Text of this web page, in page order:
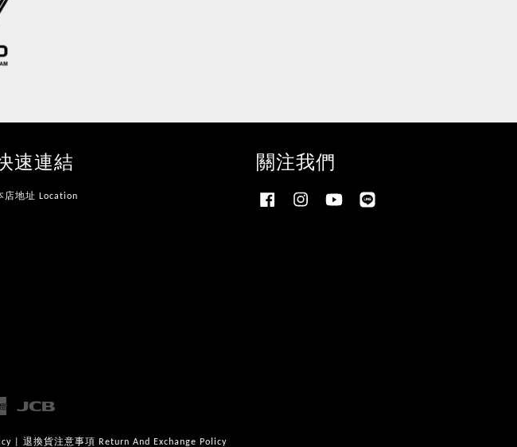
速連結
店地址 Location
關注我們
FacebookInstagramYouTube
American
| 退換貨注意事項 Return And Exchange Policy